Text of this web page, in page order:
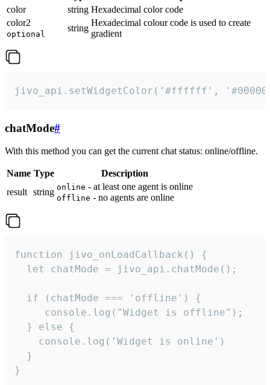
color
string Hexadecimal color code
color2
optional
string
Hexadecimal colour code is used to create
gradient
jivo_api.setWidgetColor('#ffffff',
chatMode#
With this method you can get the current chat status: online/offline.
Name Type
Description
result string online - at least one agent is online
offline - no agents are online
function jivo_onLoadCallback() {
  let chatMode = jivo_api.chatMode();
  if (chatMode === 'offline') {
     console.log("Widget is offline");
  } else {
    console.log('Widget is online')
  }
}